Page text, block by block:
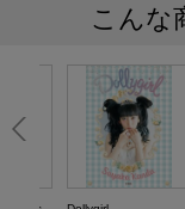
こんな